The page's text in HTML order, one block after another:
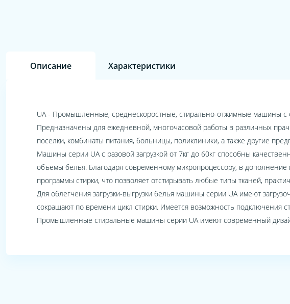
Описание Характеристики
UA - Промышленные, среднескоростные, стирально-отжимные машины с
Предназначены для ежедневной, многочасовой работы в различных
поселки, комбинаты питания, больницы, поликлиники, а также другие
Машины серии UA с разовой загрузкой от 7кг до 60кг способны
объемы белья. Благодаря современному микропроцессору, в
программы стирки, что позволяет отстирывать любые типы тканей,
Для облегчения загрузки-выгрузки белья машины серии UA имеют
сокращают по времени цикл стирки. Имеется возможность
Промышленные стиральные машины серии UA имеют современный